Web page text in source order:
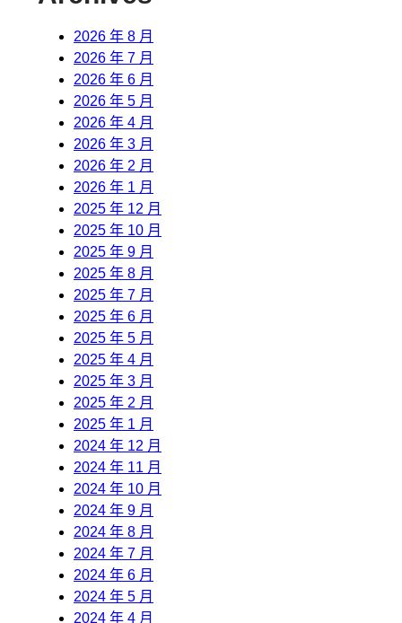
2026 年 8 月
2026 年 7 月
2026 年 6 月
2026 年 5 月
2026 年 4 月
2026 年 3 月
2026 年 2 月
2026 年 1 月
2025 年 12 月
2025 年 10 月
2025 年 9 月
2025 年 8 月
2025 年 7 月
2025 年 6 月
2025 年 5 月
2025 年 4 月
2025 年 3 月
2025 年 2 月
2025 年 1 月
2024 年 12 月
2024 年 11 月
2024 年 10 月
2024 年 9 月
2024 年 8 月
2024 年 7 月
2024 年 6 月
2024 年 5 月
2024 年 4 月